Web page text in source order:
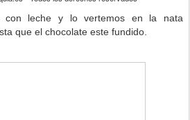
con leche y lo vertemos en la nata
que el chocolate este fundido.